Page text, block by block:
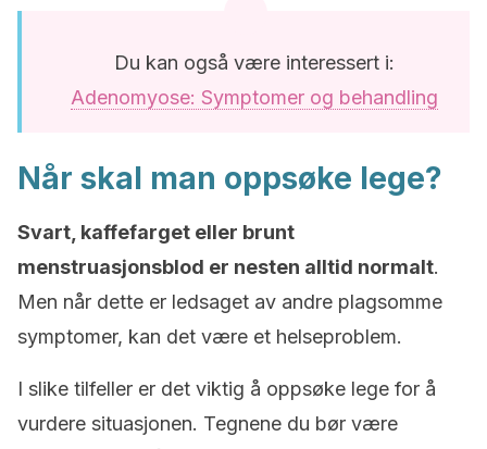
Du kan også være interessert i:
Adenomyose: Symptomer og behandling
Når skal man oppsøke lege?
Svart, kaffefarget eller brunt
menstruasjonsblod er nesten alltid normalt.
Men når dette er ledsaget av andre plagsomme
symptomer, kan det være et helseproblem.
I slike tilfeller er det viktig å oppsøke lege for å
vurdere situasjonen. Tegnene du bør være